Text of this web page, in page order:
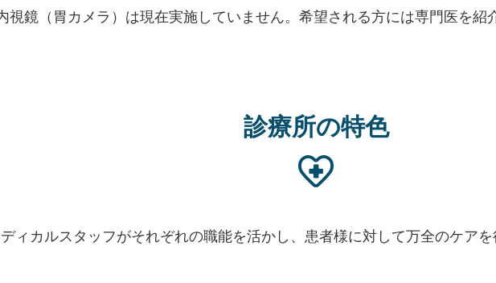
視鏡（胃カメラ）は現在実施していません。希望される方には専門医を紹
診療所の特色
ィカルスタッフがそれぞれの職能を活かし、患者様に対して万全のケア